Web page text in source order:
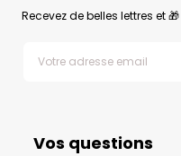
Vos questions
Recevez de belles lettres et